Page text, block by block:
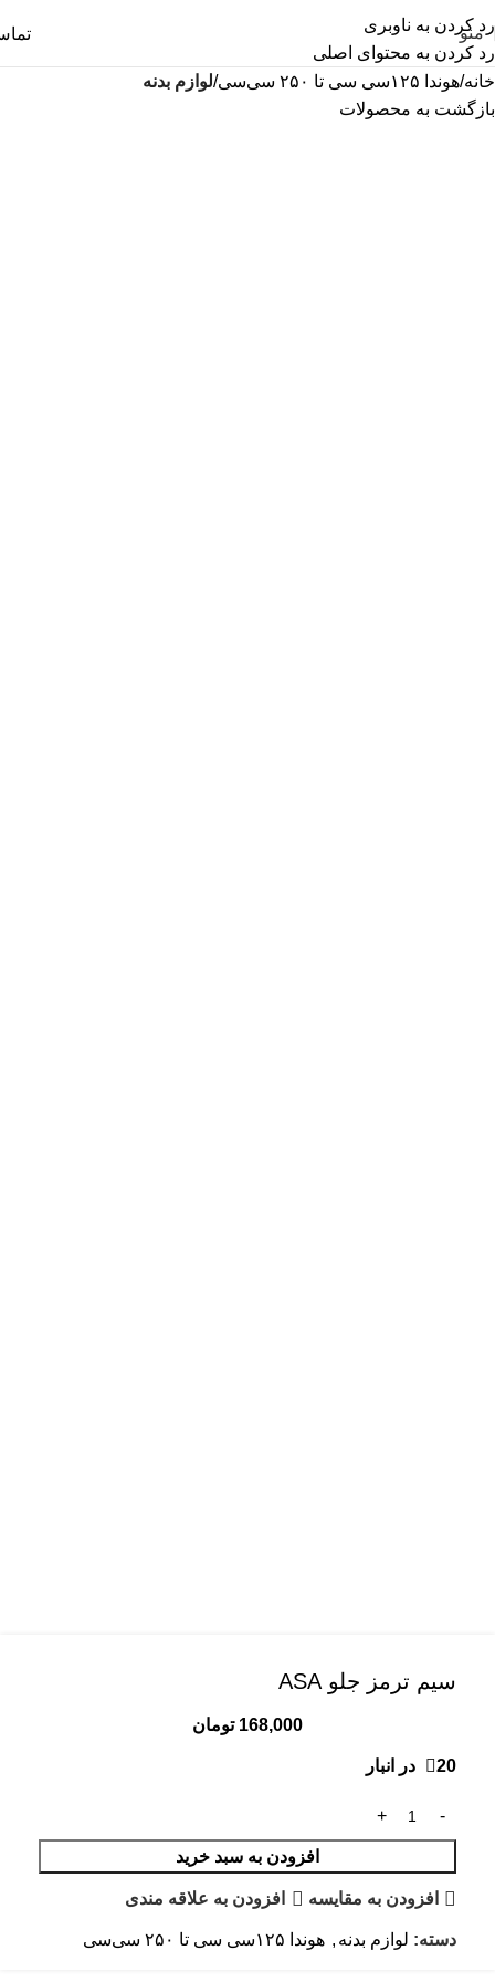
رد کردن به ناوبری
رد کردن به محتوای اصلی
منو
خانه هوندا ۱۲۵سی سی تا ۲۵۰ سی‌سی
لوازم بدنه
بازگشت به محصولات
سیم ترمز جلو ASA
168,000 تومان
20 در انبار
افزودن به سبد خرید
افزودن به مقایسه افزودن به علاقه مندی
دسته: لوازم بدنه , هوندا ۱۲۵سی سی تا ۲۵۰ سی‌سی